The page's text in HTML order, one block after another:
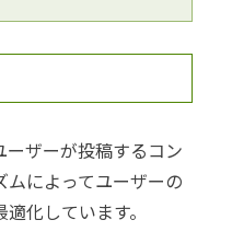
ザーが投稿するコン
によってユーザーの
化しています。